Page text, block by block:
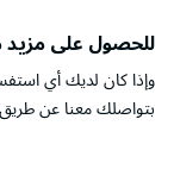
للحصول على مزيد
وإذا كان لديك أي
بتواصلك معنا عن